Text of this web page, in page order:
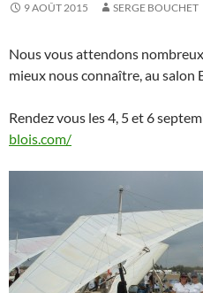
9 AOÛT 2015 SERGE BOUCHET
Nous vous attendons
mieux nous connaître, au salon
Rendez vous les 4, 5 et 6
blois.com/